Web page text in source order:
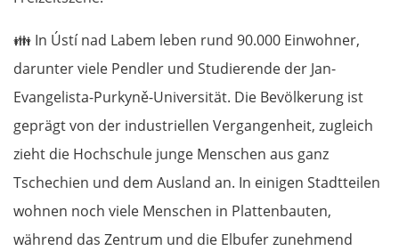
👪 In Ústí nad Labem leben rund 90.000 Einwohner,
darunter viele Pendler und Studierende der Jan-
Evangelista-Purkyně-Universität. Die Bevölkerung ist
geprägt von der industriellen Vergangenheit, zugleich
zieht die Hochschule junge Menschen aus ganz
Tschechien und dem Ausland an. In einigen Stadtteilen
wohnen noch viele Menschen in Plattenbauten,
während das Zentrum und die Elbufer zunehmend